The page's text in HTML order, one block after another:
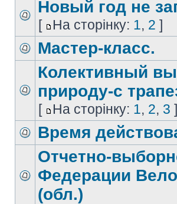
Новый год не
[ На сторінку: 1, 2 ]
Мастер-класс.
Колективный
природу-с
[ На сторінку: 1, 2, 3 ]
Время
Отчетно-
Федерации
(обл.)